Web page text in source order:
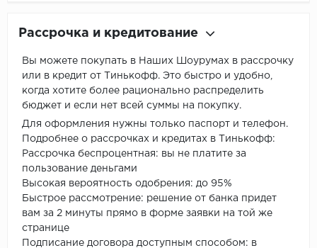
Рассрочка и кредитование
Вы можете покупать в Наших Шоурумах в рассрочку
или в кредит от Тинькофф. Это быстро и удобно,
когда хотите более рационально распределить
бюджет и если нет всей суммы на покупку.
Для оформления нужны только паспорт и телефон.
Подробнее о рассрочках и кредитах в Тинькофф:
Рассрочка беспроцентная: вы не платите за
пользование деньгами
Высокая вероятность одобрения: до 95%
Быстрое рассмотрение: решение от банка придет
вам за 2 минуты прямо в форме заявки на той же
странице
Подписание договора доступным способом: в